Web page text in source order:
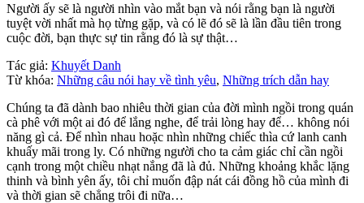
Người ấy sẽ là người nhìn vào mắt bạn và nói rằng bạn là người
tuyệt vời nhất mà họ từng gặp, và có lẽ đó sẽ là lần đầu tiên trong
cuộc đời, bạn thực sự tin rằng đó là sự thật…
Tác giả: Khuyết Danh
Từ khóa: Những câu nói hay về tình yêu, Những trích dẫn hay
Chúng ta đã dành bao nhiêu thời gian của đời mình ngồi trong quán
cà phê với một ai đó để lắng nghe, để trải lòng hay để… không nói
năng gì cả. Để nhìn nhau hoặc nhìn những chiếc thìa cứ lanh canh
khuấy mãi trong ly. Có những người cho ta cảm giác chỉ cần ngồi
cạnh trong một chiều nhạt nắng đã là đủ. Những khoảng khắc lặng
thinh và bình yên ấy, tôi chỉ muốn đập nát cái đồng hồ của mình đi
và thời gian sẽ chẳng trôi đi nữa…